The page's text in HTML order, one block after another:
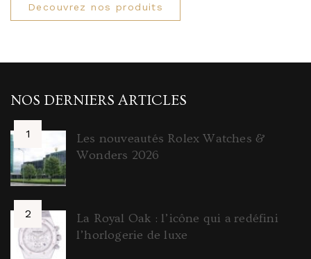
Decouvrez nos produits
NOS DERNIERS ARTICLES
Les nouveautés Rolex Watches &
Wonders 2026
La Royal Oak : l’icône qui a redéfini
l’horlogerie de luxe